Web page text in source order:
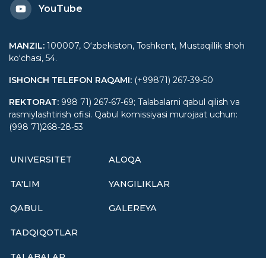
YouTube
MANZIL: 100007, Oʻzbekiston, Toshkent, Mustaqillik shoh
koʻchasi, 54.
ISHONCH TELEFON RAQAMI: (+99871) 267-39-50
REKTORAT: 998 71) 267-67-69; Talabalarni qabul qilish va
rasmiylashtirish ofisi. Qabul komissiyasi murojaat uchun:
(998 71)268-28-53
UNIVERSITET
TA'LIM
QABUL
TADQIQOTLAR
ALOQA
YANGILIKLAR
GALEREYA